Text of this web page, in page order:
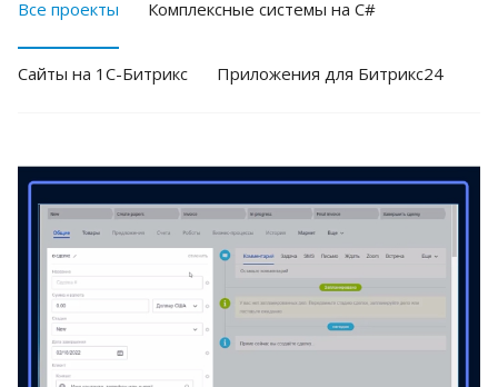
Все проекты Комплексные системы на C#
Cайты на 1С-Битрикс Приложения для Битрикс24
Смотреть проект